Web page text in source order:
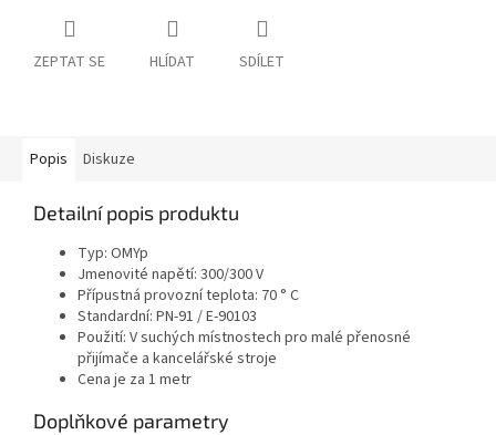
ZEPTAT SE HLÍDAT SDÍLET
Popis Diskuze
Detailní popis produktu
Typ: OMYp
Jmenovité napětí: 300/300 V
Přípustná provozní teplota: 70 ° C
Standardní: PN-91 / E-90103
Použití: V suchých místnostech pro malé přenosné
přijímače a kancelářské stroje
Cena je za 1 metr
Doplňkové parametry